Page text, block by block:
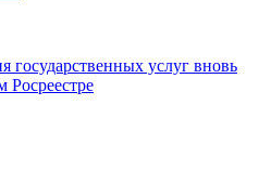
государственных услуг вновь
Росреестре